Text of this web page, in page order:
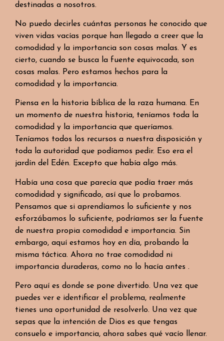
destinadas a nosotros.
No puedo decirles cuántas personas he conocido que
viven vidas vacías porque han llegado a creer que la
comodidad y la importancia son cosas malas. Y es
cierto, cuando se busca la fuente equivocada, son
cosas malas. Pero estamos hechos para la
comodidad y la importancia.
Piensa en la historia bíblica de la raza humana. En
un momento de nuestra historia, teníamos toda la
comodidad y la importancia que queríamos.
Teníamos todos los recursos a nuestra disposición y
toda la autoridad que podíamos pedir. Eso era el
jardín del Edén. Excepto que había algo más.
Había una cosa que parecía que podía traer más
comodidad y significado, así que lo probamos.
Pensamos que si aprendíamos lo suficiente y nos
esforzábamos lo suficiente, podríamos ser la fuente
de nuestra propia comodidad e importancia. Sin
embargo, aquí estamos hoy en día, probando la
misma táctica. Ahora no trae comodidad ni
importancia duraderas, como no lo hacía antes .
Pero aquí es donde se pone divertido. Una vez que
puedes ver e identificar el problema, realmente
tienes una oportunidad de resolverlo. Una vez que
sepas que la intención de Dios es que tengas
consuelo e importancia, ahora sabes qué vacío llenar.